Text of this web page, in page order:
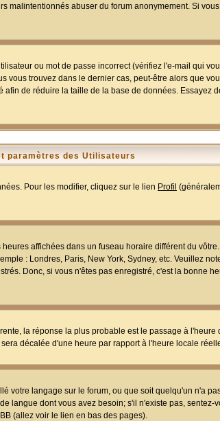
malintentionnés abuser du forum anonymement. Si
ou mot de passe incorrect (vérifiez l'e-mail qui
trouvez dans le dernier cas, peut-être alors que
de réduire la taille de la base de données. Essayez
paramètres des Utilisateurs
Pour les modifier, cliquez sur le lien Profil
affichées dans un fuseau horaire différent du
: Londres, Paris, New York, Sydney, etc. Veuillez
Donc, si vous n'êtes pas enregistré, c'est la bonne
la réponse la plus probable est le passage à l'heure
décalée d'une heure par rapport à l'heure locale
votre langage sur le forum, ou que soit quelqu'un n'a
langue dont vous avez besoin; s'il n'existe pas,
(allez voir le lien en bas des pages).